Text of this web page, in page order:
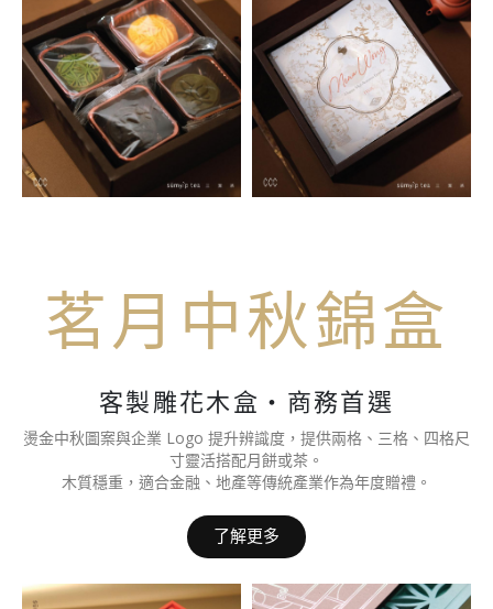
茗月中秋錦盒
客製雕花木盒・商務首選
燙金中秋圖案與企業 Logo 提升辨識度，提供兩格、三格、四格尺
寸靈活搭配月餅或茶。
木質穩重，適合金融、地產等傳統產業作為年度贈禮。
了解更多